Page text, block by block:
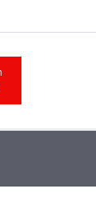
sıkı